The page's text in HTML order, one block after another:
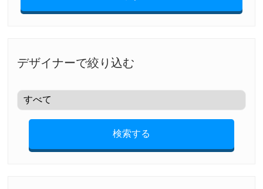
デザイナーで絞り込む
検索する